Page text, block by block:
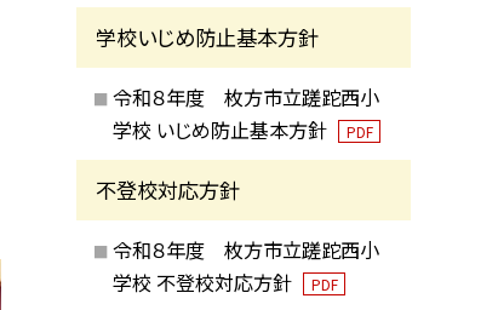
学校いじめ防止基本方針
令和８年度 枚方市立蹉跎西小
学校 いじめ防止基本方針
PDF
不登校対応方針
令和８年度 枚方市立蹉跎西小
学校 不登校対応方針
PDF